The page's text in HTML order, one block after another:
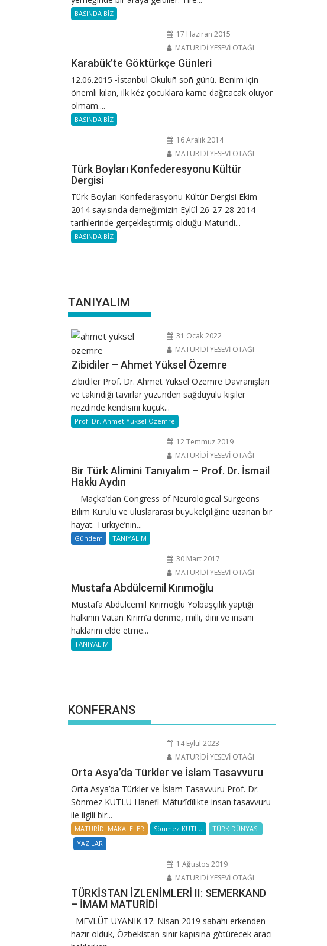
BASINDA BİZ
17 Haziran 2015
MATURİDİ YESEVİ OTAĞI
Karabük’te Göktürkçe Günleri
12.06.2015 -İstanbul Okuluñ soñ günü. Benim için
önemli kılan, ilk kéz çocuklara karne dağıtacak oluyor
olmam....
BASINDA BİZ
16 Aralık 2014
MATURİDİ YESEVİ OTAĞI
Türk Boyları Konfederesyonu Kültür
Dergisi
Türk Boyları Konfederasyonu Kültür Dergisi Ekim
2014 sayısında derneğimizin Eylül 26-27-28 2014
tarihlerinde gerçekleştirmiş olduğu Maturidi...
BASINDA BİZ
TANIYALIM
31 Ocak 2022
MATURİDİ YESEVİ OTAĞI
Zibidiler – Ahmet Yüksel Özemre
Zibidiler Prof. Dr. Ahmet Yüksel Özemre Davranışları
ve takındığı tavırlar yüzünden sağduyulu kişiler
nezdinde kendisini küçük...
Prof. Dr. Ahmet Yüksel Özemre
12 Temmuz 2019
MATURİDİ YESEVİ OTAĞI
Bir Türk Alimini Tanıyalım – Prof. Dr. İsmail
Hakkı Aydın
Maçka’dan Congress of Neurological Surgeons
Bilim Kurulu ve uluslararası büyükelçiliğine uzanan bir
hayat. Türkiye’nin...
Gündem TANIYALIM
30 Mart 2017
MATURİDİ YESEVİ OTAĞI
Mustafa Abdülcemil Kırımoğlu
Mustafa Abdülcemil Kırımoğlu Yolbaşçılık yaptığı
halkının Vatan Kırım’a dönme, milli, dini ve insani
haklarını elde etme...
TANIYALIM
KONFERANS
14 Eylül 2023
MATURİDİ YESEVİ OTAĞI
Orta Asya’da Türkler ve İslam Tasavvuru
Orta Asya’da Türkler ve İslam Tasavvuru Prof. Dr.
Sönmez KUTLU Hanefi-Mâturîdîlikte insan tasavvuru
ile ilgili bir...
MATURİDİ MAKALELER Sönmez KUTLU
TÜRK DÜNYASI
YAZILAR
1 Ağustos 2019
MATURİDİ YESEVİ OTAĞI
TÜRKİSTAN İZLENİMLERİ II: SEMERKAND
– İMAM MATURİDİ
MEVLÜT UYANIK 17. Nisan 2019 sabahı erkenden
hazır olduk, Özbekistan sınır kapısına götürecek aracı